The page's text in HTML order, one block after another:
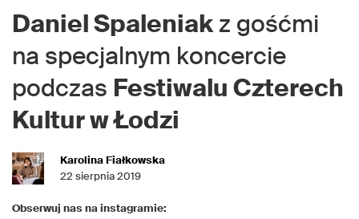
Daniel Spaleniakz gośćmi
na specjalnym koncercie
podczas Festiwalu Czterech
Kultur w Łodzi
Karolina Fiałkowska
22 sierpnia 2019
Obserwuj nas na instagramie: